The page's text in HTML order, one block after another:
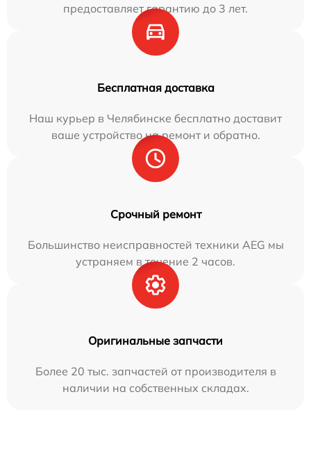
предоставляет гарантию до 3 лет.
Бесплатная доставка
Наш курьер в Челябинске бесплатно доставит
ваше устройство на ремонт и обратно.
Срочный ремонт
Большинство неисправностей техники AEG мы
устраняем в течение 2 часов.
Оригинальные запчасти
Более 20 тыс. запчастей от производителя в
наличии на собственных складах.